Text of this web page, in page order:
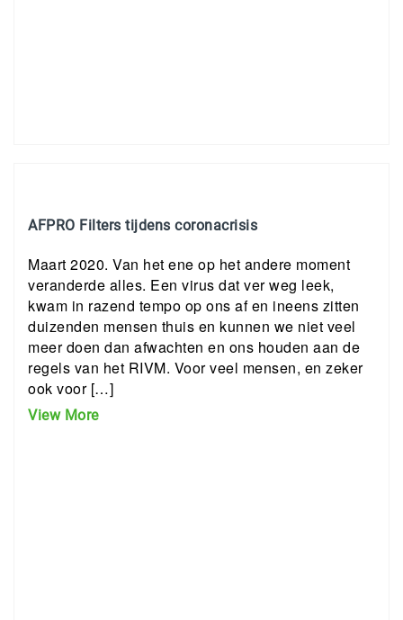
AFPRO Filters tijdens coronacrisis
Maart 2020. Van het ene op het andere moment
veranderde alles. Een virus dat ver weg leek,
kwam in razend tempo op ons af en ineens zitten
duizenden mensen thuis en kunnen we niet veel
meer doen dan afwachten en ons houden aan de
regels van het RIVM. Voor veel mensen, en zeker
ook voor […]
View More